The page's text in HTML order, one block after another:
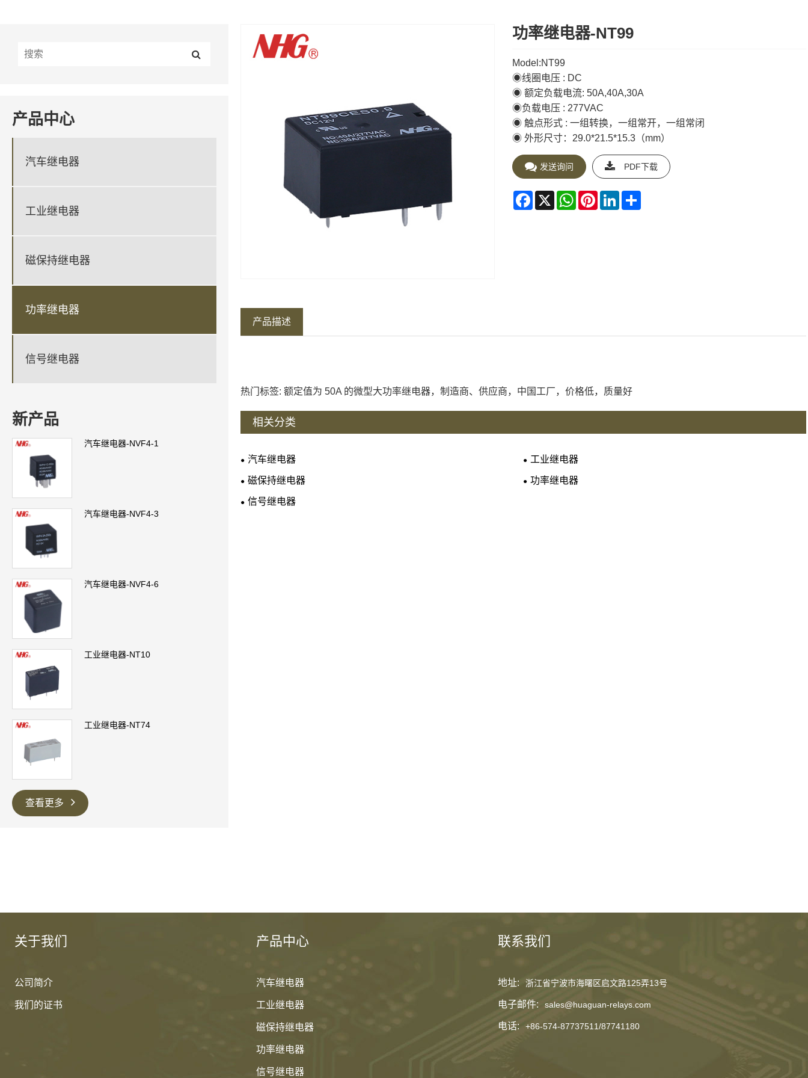
产品中心
汽车继电器
工业继电器
磁保持继电器
功率继电器
信号继电器
新产品
汽车继电器-NVF4-1
汽车继电器-NVF4-3
汽车继电器-NVF4-6
工业继电器-NT10
工业继电器-NT74
查看更多
功率继电器-NT99
Model:NT99
◉线圈电压 : DC
◉ 额定负载电流: 50A,40A,30A
◉负载电压 : 277VAC
◉ 触点形式 : 一组转换，一组常开，一组常闭
◉ 外形尺寸：29.0*21.5*15.3（mm）
发送询问 PDF下载
Facebook
X WhatsApp
PinterestLinkedInShare
产品描述
热门标签: 额定值为 50A 的微型大功率继电器，制造商、供应商，中国工厂，价格低，质量好
相关分类
汽车继电器 工业继电器
磁保持继电器 功率继电器
信号继电器
关于我们
公司简介
我们的证书
产品中心
汽车继电器
工业继电器
磁保持继电器
功率继电器
信号继电器
联系我们
地址: 浙江省宁波市海曙区启文路125弄13号
电子邮件: sales@huaguan-relays.com
电话: +86-574-87737511/87741180